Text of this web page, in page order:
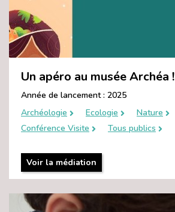
Un apéro au musée Archéa !
Année de lancement : 2025
Archéologie
Ecologie
Nature
Conférence Visite
Tous publics
Voir la médiation